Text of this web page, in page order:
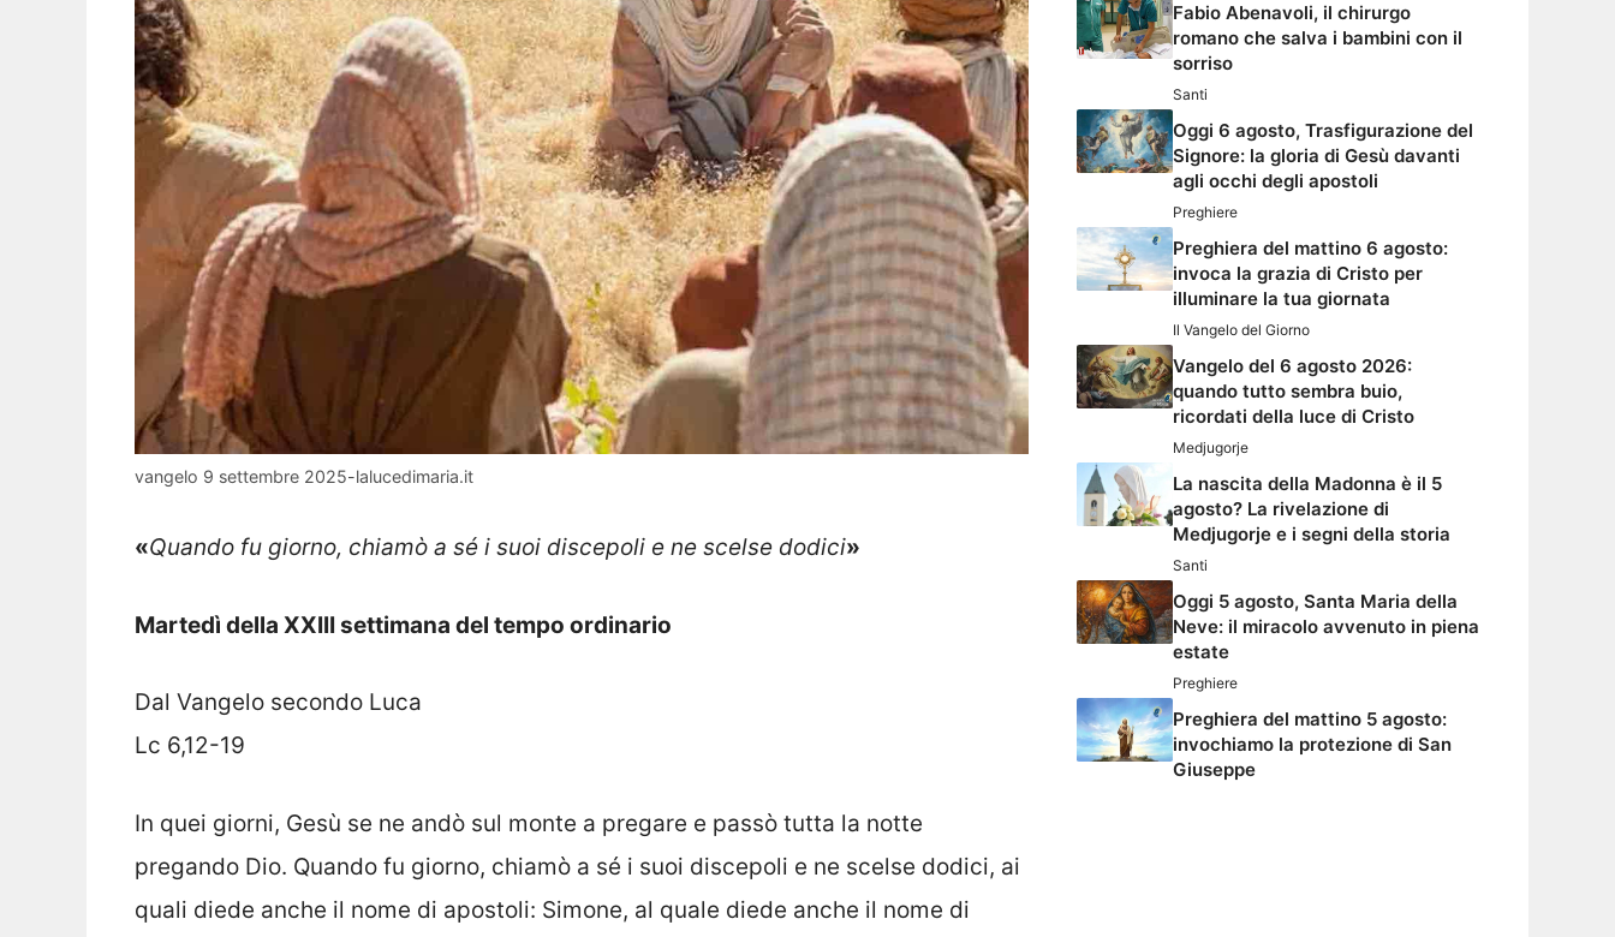
vangelo 9 settembre 2025-lalucedimaria.it
«Quando fu giorno, chiamò a sé i suoi discepoli e ne scelse dodici»
Martedì della XXIII settimana del tempo ordinario
Dal Vangelo secondo Luca
Lc 6,12-19
In quei giorni, Gesù se ne andò sul monte a pregare e passò tutta la notte
pregando Dio. Quando fu giorno, chiamò a sé i suoi discepoli e ne scelse dodici, ai
quali diede anche il nome di apostoli: Simone, al quale diede anche il nome di
Fabio Abenavoli, il chirurgo
romano che salva i bambini con il
sorriso
Santi
Oggi 6 agosto, Trasfigurazione del
Signore: la gloria di Gesù davanti
agli occhi degli apostoli
Preghiere
Preghiera del mattino 6 agosto:
invoca la grazia di Cristo per
illuminare la tua giornata
Il Vangelo del Giorno
Vangelo del 6 agosto 2026:
quando tutto sembra buio,
ricordati della luce di Cristo
Medjugorje
La nascita della Madonna è il 5
agosto? La rivelazione di
Medjugorje e i segni della storia
Santi
Oggi 5 agosto, Santa Maria della
Neve: il miracolo avvenuto in piena
estate
Preghiere
Preghiera del mattino 5 agosto:
invochiamo la protezione di San
Giuseppe